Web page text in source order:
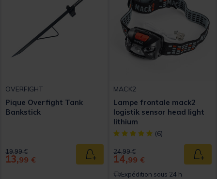
OVERFIGHT
Pique Overfight Tank
Bankstick
Price reduced from
19,99 €to
13,99 € Ajouter au panier
MACK2
Lampe frontale mack2
logistik sensor head light
lithium
[object Object] out of 5
(6)
Price reduced from
24,99 €to
14,99 €
Expédition sous 24 h